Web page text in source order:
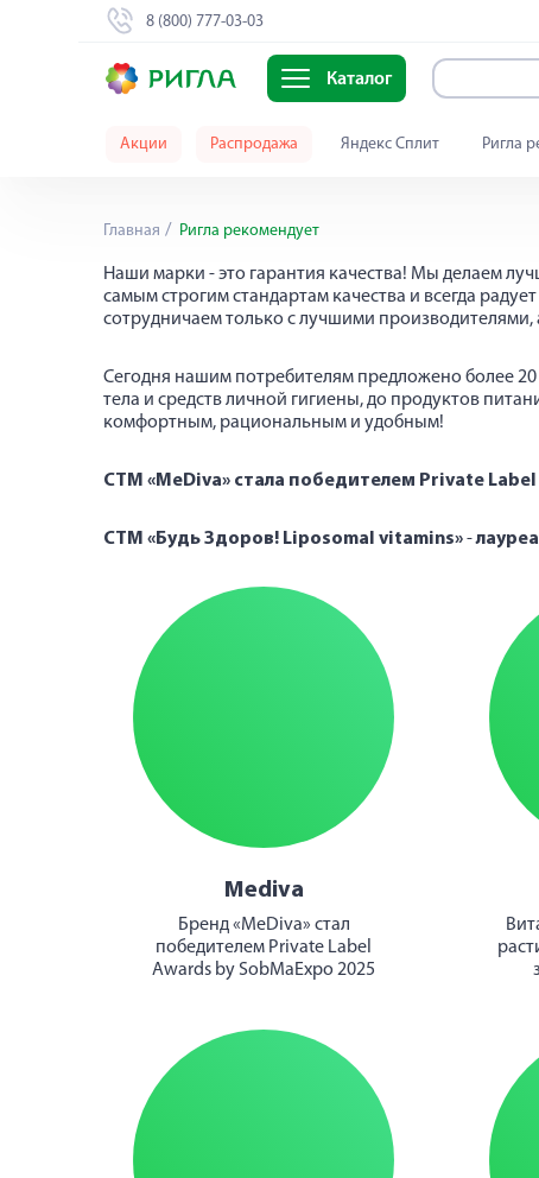
8 (800) 777-03-03
Каталог
Акции Распродажа Яндекс Сплит Ригла
Ригла рекомендует
Главная Ригла рекомендует
Наши марки - это гарантия качества! Мы делаем
самым строгим стандартам качества и всегда
сотрудничаем только с лучшими
Сегодня нашим потребителям предложено более
тела и средств личной гигиены, до продуктов
комфортным, рациональным и удобным!
СТМ «MeDiva» стала победителем Private
СТМ «Будь Здоров! Liposomal vitamins»-
Mediva
Бренд «MeDiva» стал
победителем Private Label
Awards by SobMaExpo 2025